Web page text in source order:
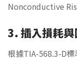
Nonconductive
3. 插入損耗
根據TIA-568.3-D標